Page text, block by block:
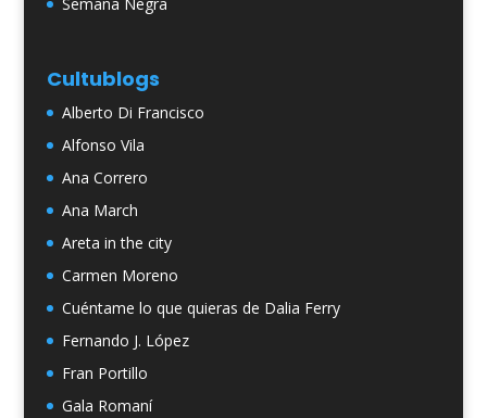
Semana Negra
Cultublogs
Alberto Di Francisco
Alfonso Vila
Ana Correro
Ana March
Areta in the city
Carmen Moreno
Cuéntame lo que quieras de Dalia Ferry
Fernando J. López
Fran Portillo
Gala Romaní